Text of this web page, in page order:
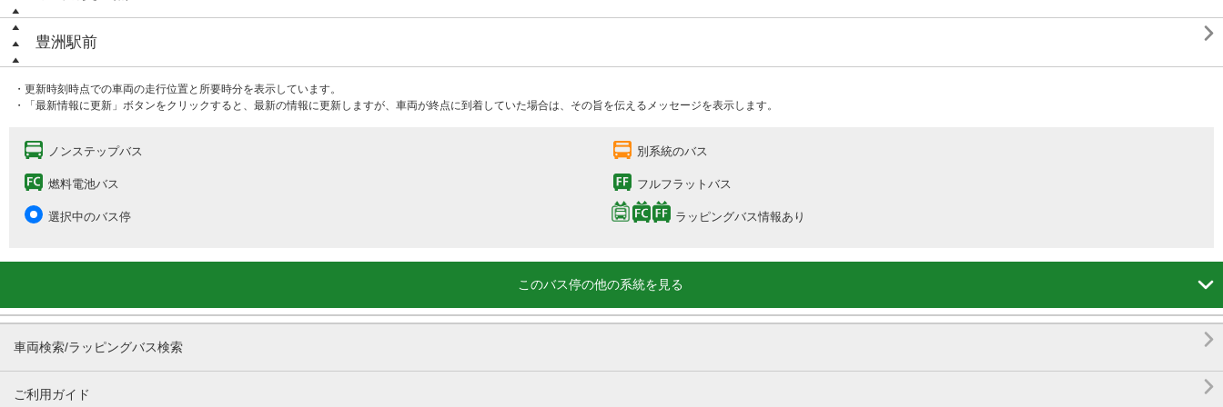
豊洲駅前 
・更新時刻時点での車両の走行位置と所要時分を表示しています。
・「最新情報に更新」ボタンをクリックすると、最新の情報に更新しますが、車両が終点に到着していた場合は、その旨を伝えるメッセージを表示します。
ノンステップバス 別系統のバス
燃料電池バス フルフラットバス
選択中のバス停 ラッピングバス情報あり
このバス停の他の系統を見る 
車両検索/ラッピングバス検索 
ご利用ガイド 